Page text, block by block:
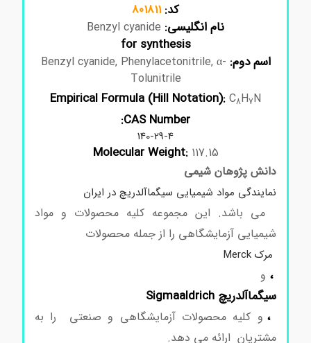
کد:801811
نام انگلیسی:Benzyl cyanide
for synthesis
اسم دوم: Benzyl cyanide, Phenylacetonitrile, α-
Tolunitrile
Empirical Formula (Hill Notation):C8H
CAS Number:
140-29-4
Molecular Weight:117.15
دانش پژوهان شیمی
نمایندگی مواد شیمیایی سیگماآلدریچ در ایران
می باشد. این مجموعه کلیه محصولات و مواد
شیمیایی آزمایشگاهی را از جمله محصولات
مرک Merck
سیگماآلدریچ Sigmaaldrich
و کلیه محصولات آزمایشگاهی و صنعتی را به
مشتریان ارائه می دهد.